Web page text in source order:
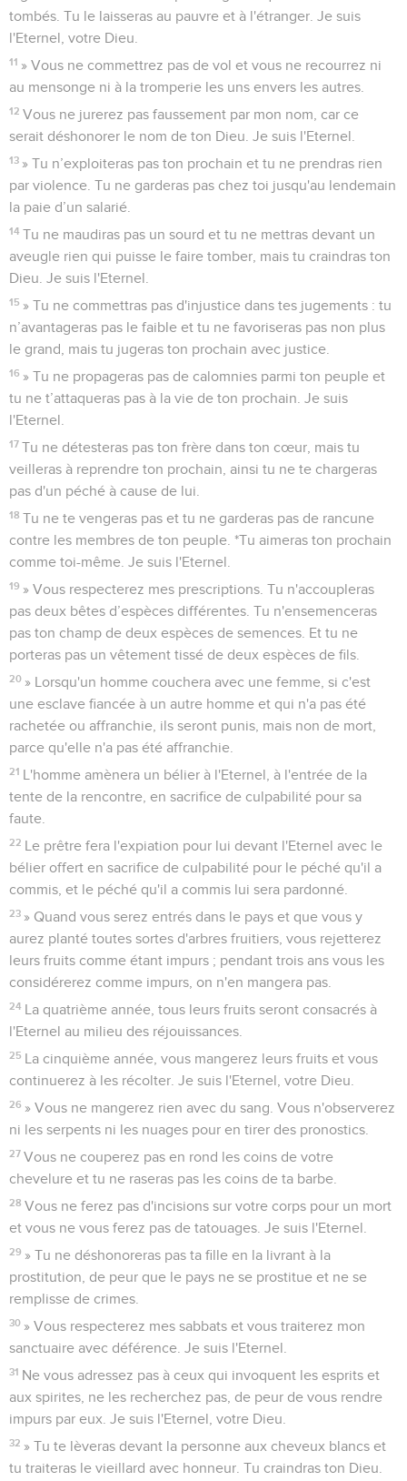
tombés. Tu le laisseras au pauvre et à l'étranger. Je suis
l'Eternel, votre Dieu.
11 » Vous ne commettrez pas de vol et vous ne recourrez ni
au mensonge ni à la tromperie les uns envers les autres.
12 Vous ne jurerez pas faussement par mon nom, car ce
serait déshonorer le nom de ton Dieu. Je suis l'Eternel.
13 » Tu n’exploiteras pas ton prochain et tu ne prendras rien
par violence. Tu ne garderas pas chez toi jusqu'au lendemain
la paie d’un salarié.
14 Tu ne maudiras pas un sourd et tu ne mettras devant un
aveugle rien qui puisse le faire tomber, mais tu craindras ton
Dieu. Je suis l'Eternel.
15 » Tu ne commettras pas d'injustice dans tes jugements : tu
n’avantageras pas le faible et tu ne favoriseras pas non plus
le grand, mais tu jugeras ton prochain avec justice.
16 » Tu ne propageras pas de calomnies parmi ton peuple et
tu ne t’attaqueras pas à la vie de ton prochain. Je suis
l'Eternel.
17 Tu ne détesteras pas ton frère dans ton cœur, mais tu
veilleras à reprendre ton prochain, ainsi tu ne te chargeras
pas d'un péché à cause de lui.
18 Tu ne te vengeras pas et tu ne garderas pas de rancune
contre les membres de ton peuple. *Tu aimeras ton prochain
comme toi-même. Je suis l'Eternel.
19 » Vous respecterez mes prescriptions. Tu n'accoupleras
pas deux bêtes d’espèces différentes. Tu n'ensemenceras
pas ton champ de deux espèces de semences. Et tu ne
porteras pas un vêtement tissé de deux espèces de fils.
20 » Lorsqu'un homme couchera avec une femme, si c'est
une esclave fiancée à un autre homme et qui n'a pas été
rachetée ou affranchie, ils seront punis, mais non de mort,
parce qu'elle n'a pas été affranchie.
21 L'homme amènera un bélier à l'Eternel, à l'entrée de la
tente de la rencontre, en sacrifice de culpabilité pour sa
faute.
22 Le prêtre fera l'expiation pour lui devant l'Eternel avec le
bélier offert en sacrifice de culpabilité pour le péché qu'il a
commis, et le péché qu'il a commis lui sera pardonné.
23 » Quand vous serez entrés dans le pays et que vous y
aurez planté toutes sortes d'arbres fruitiers, vous rejetterez
leurs fruits comme étant impurs ; pendant trois ans vous les
considérerez comme impurs, on n'en mangera pas.
24 La quatrième année, tous leurs fruits seront consacrés à
l'Eternel au milieu des réjouissances.
25 La cinquième année, vous mangerez leurs fruits et vous
continuerez à les récolter. Je suis l'Eternel, votre Dieu.
26 » Vous ne mangerez rien avec du sang. Vous n'observerez
ni les serpents ni les nuages pour en tirer des pronostics.
27 Vous ne couperez pas en rond les coins de votre
chevelure et tu ne raseras pas les coins de ta barbe.
28 Vous ne ferez pas d'incisions sur votre corps pour un mort
et vous ne vous ferez pas de tatouages. Je suis l'Eternel.
29 » Tu ne déshonoreras pas ta fille en la livrant à la
prostitution, de peur que le pays ne se prostitue et ne se
remplisse de crimes.
30 » Vous respecterez mes sabbats et vous traiterez mon
sanctuaire avec déférence. Je suis l'Eternel.
31 Ne vous adressez pas à ceux qui invoquent les esprits et
aux spirites, ne les recherchez pas, de peur de vous rendre
impurs par eux. Je suis l'Eternel, votre Dieu.
32 » Tu te lèveras devant la personne aux cheveux blancs et
tu traiteras le vieillard avec honneur. Tu craindras ton Dieu.